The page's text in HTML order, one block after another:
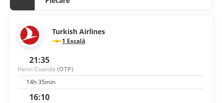
Turkish Airlines
1 Escală
21:35
Henri Coanda (OTP)
14h 35min
16:10